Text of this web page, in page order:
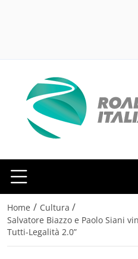
Home / Cultura /
Salvatore Biazzo e Paolo Siani
Tutti-Legalità 2.0”